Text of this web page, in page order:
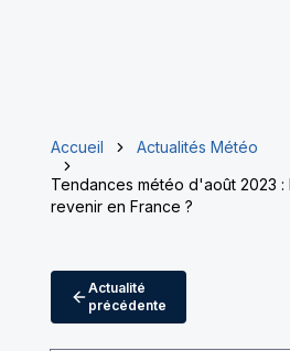
Accueil
Actualités Météo
Tendances météo d'août 2023
revenir en France ?
Actualité
précédente